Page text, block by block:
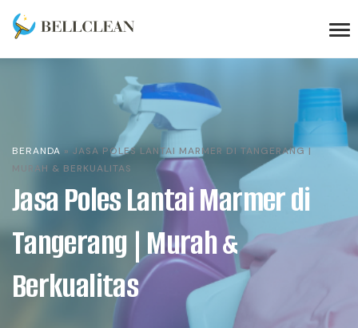
BERANDA » JASA POLES LANTAI MARMER DI TANGERANG |
MURAH & BERKUALITAS
Jasa Poles Lantai Marmer di
Tangerang | Murah &
Berkualitas